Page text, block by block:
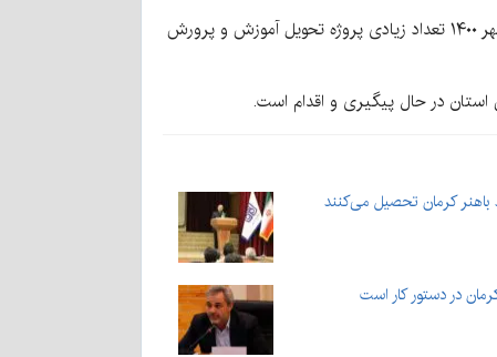
وی با اشاره به اینکه اعتبارات و کمک های خیرین نیز کمک شایانی در رشد و توسعه فضاهای آموزشی داشته است اظهار داشت: مهر ۱۴۰۰ تعداد زیادی پروژه تحویل آموزش و پرورش
در حال پیگیری و اقدام است.